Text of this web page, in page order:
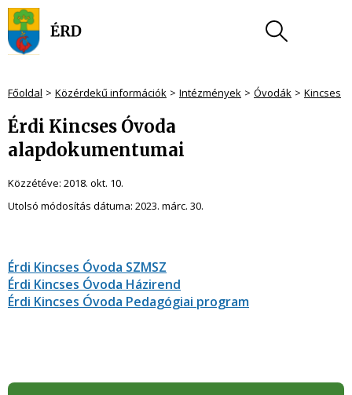
Főoldal Közérdekű információk Intézmények Óvodák Kincses
Érdi Kincses Óvoda
alapdokumentumai
Közzétéve: 2018. okt. 10.
Utolsó módosítás dátuma: 2023. márc. 30.
Érdi Kincses Óvoda SZMSZ
Érdi Kincses Óvoda Házirend
Érdi Kincses Óvoda Pedagógiai program